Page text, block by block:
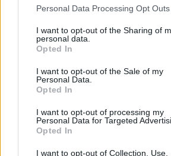
Please note that this website/app uses
not limited to your visit or usage
grant or deny consent to Google and its
use your data for below specified
consent section.
Personal Data Processing Opt Outs
I want to opt-out of the Sharing of
personal data.
Opted In
I want to opt-out of the Sale of my
Personal Data.
Opted In
I want to opt-out of processing my
Personal Data for Targeted
Opted In
I want to opt-out of Collection, Use,
TEMI: Enpa Olbia Enpa Telti
Marco Casu
Matteo Sanna
Scuola Telti
Simone Loi
Università Telti
Condividi l'articolo
F
a
ce
T
w
it
Pi
n
te
W
h
at
S
h
a
Articolo